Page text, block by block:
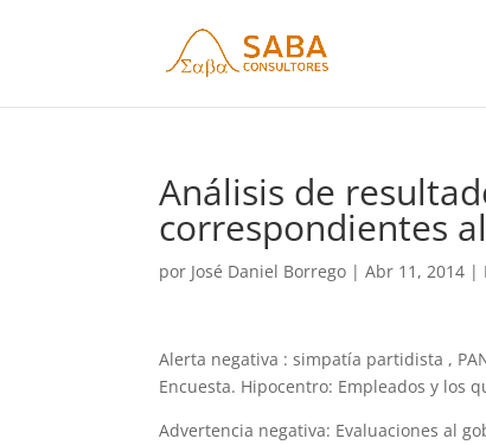
Análisis de
correspondientes
por José Daniel Borrego |Abr 11, 2014 |
Alerta negativa : simpatía partidista ,
Encuesta. Hipocentro: Empleados y los
Advertencia negativa: Evaluaciones al